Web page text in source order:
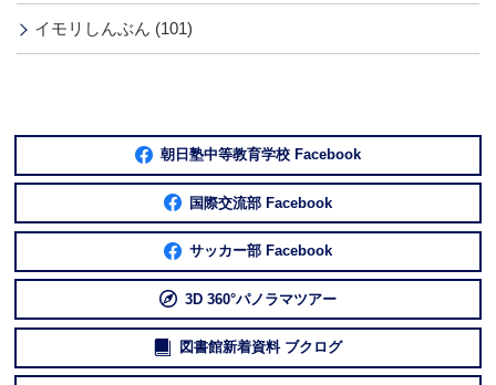
イモリしんぶん (101)
朝日塾中等教育学校 Facebook
国際交流部 Facebook
サッカー部 Facebook
3D 360°パノラマツアー
図書館新着資料 ブクログ